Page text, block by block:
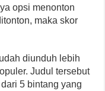
opsi menonton
maka skor
diunduh lebih
Judul tersebut
5 bintang yang